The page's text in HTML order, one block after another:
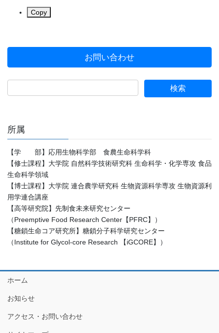
Copy
お問い合わせ
所属
【学 部】応用生物科学部 食農生命科学科
【修士課程】大学院 自然科学技術研究科 生命科学・化学専攻 食品
生命科学領域
【博士課程】大学院 連合農学研究科 生物資源科学専攻 生物資源利
用学連合講座
【高等研究院】先制食未来研究センター
（Preemptive Food Research Center【PFRC】）
【糖鎖生命コア研究所】糖鎖分子科学研究センター
（Institute for Glycol-core Research 【iGCORE】）
ホーム
お知らせ
アクセス・お問い合わせ